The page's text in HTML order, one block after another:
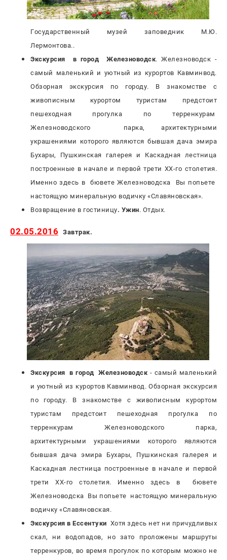
Государственный музей заповедник М.Ю.
Лермонтова..
Экскурсия в город Железноводск. Железноводск -
самый маленький и уютный из курортов Кавминвод.
Обзорная экскурсия по городу. В знакомстве с
живописным курортом туристам предстоит
пешеходная прогулка по терренкурам
Железноводского парка, архитектурными
украшениями которого являются бывшая дача эмира
Бухары, Пушкинская галерея и Каскадная лестница
построенные в начале и первой трети XX-го столетия.
Именно здесь в бювете Железноводска Вы попьете
настоящую минеральную водичку «Славяновская».
Возвращение в гостиницу. Ужин. Отдых.
02.05.2016 Завтрак.
Экскурсия в город Железноводск - самый маленький
и уютный из курортов Кавминвод. Обзорная экскурсия
по городу. В знакомстве с живописным курортом
туристам предстоит пешеходная прогулка по
терренкурам Железноводского парка,
архитектурными украшениями которого являются
бывшая дача эмира Бухары, Пушкинская галерея и
Каскадная лестница построенные в начале и первой
трети XX-го столетия. Именно здесь в бювете
Железноводска Вы попьете настоящую минеральную
водичку «Славяновская.
Экскурсия в Ессентуки Хотя здесь нет ни причудливых
скал, ни водопадов, но зато проложены маршруты
терренкуров, во время прогулок по которым можно не